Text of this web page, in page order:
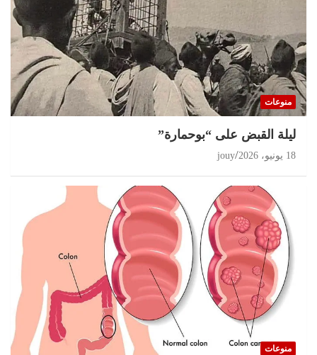
منوعات
ليلة القبض على “بوحمارة”
18 يونيو، 2026 jouy
منوعات